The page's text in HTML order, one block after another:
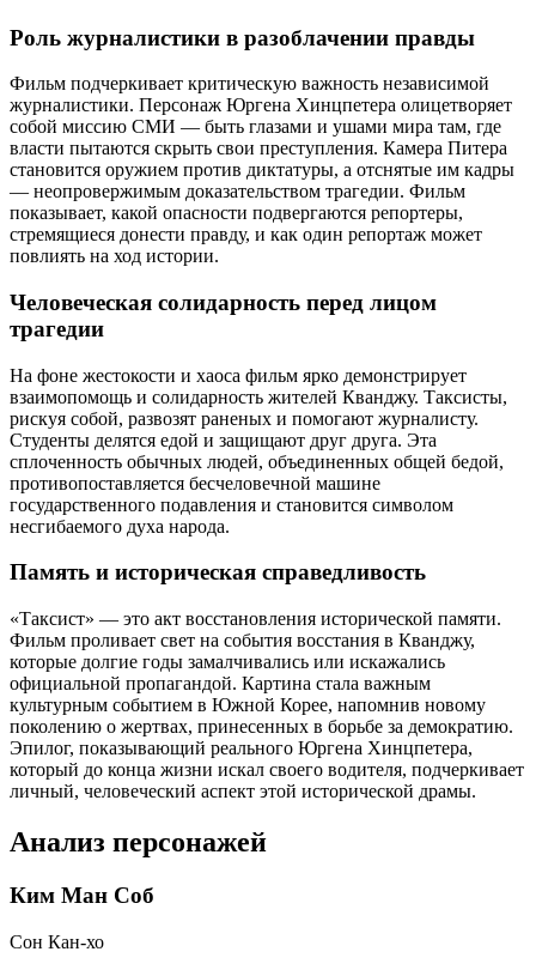
Роль журналистики в разоблачении правды
Фильм подчеркивает критическую важность независимой
журналистики. Персонаж Юргена Хинцпетера олицетворяет
собой миссию СМИ — быть глазами и ушами мира там, где
власти пытаются скрыть свои преступления. Камера Питера
становится оружием против диктатуры, а отснятые им кадры
— неопровержимым доказательством трагедии. Фильм
показывает, какой опасности подвергаются репортеры,
стремящиеся донести правду, и как один репортаж может
повлиять на ход истории.
Человеческая солидарность перед лицом
трагедии
На фоне жестокости и хаоса фильм ярко демонстрирует
взаимопомощь и солидарность жителей Кванджу. Таксисты,
рискуя собой, развозят раненых и помогают журналисту.
Студенты делятся едой и защищают друг друга. Эта
сплоченность обычных людей, объединенных общей бедой,
противопоставляется бесчеловечной машине
государственного подавления и становится символом
несгибаемого духа народа.
Память и историческая справедливость
«Таксист» — это акт восстановления исторической памяти.
Фильм проливает свет на события восстания в Кванджу,
которые долгие годы замалчивались или искажались
официальной пропагандой. Картина стала важным
культурным событием в Южной Корее, напомнив новому
поколению о жертвах, принесенных в борьбе за демократию.
Эпилог, показывающий реального Юргена Хинцпетера,
который до конца жизни искал своего водителя, подчеркивает
личный, человеческий аспект этой исторической драмы.
Анализ персонажей
Ким Ман Соб
Сон Кан-хо